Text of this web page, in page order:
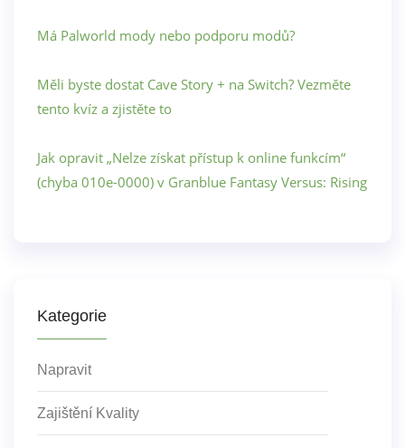
Má Palworld mody nebo podporu modů?
Měli byste dostat Cave Story + na Switch? Vezměte
tento kvíz a zjistěte to
Jak opravit „Nelze získat přístup k online funkcím“
(chyba 010e-0000) v Granblue Fantasy Versus: Rising
Kategorie
Napravit
Zajištění Kvality